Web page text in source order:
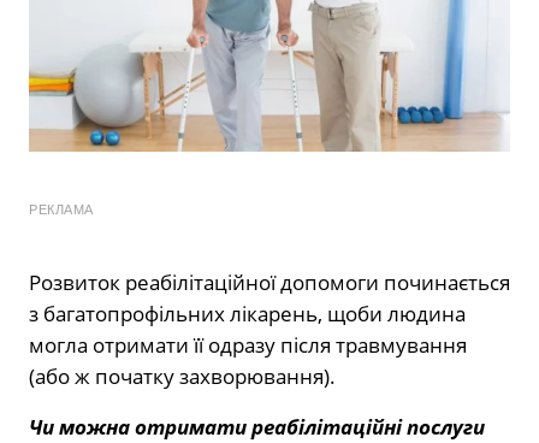
РЕКЛАМА
Розвиток реабілітаційної допомоги починається
з багатопрофільних лікарень, щоби людина
могла отримати її одразу після травмування
(або ж початку захворювання).
Чи можна отримати реабілітаційні послуги